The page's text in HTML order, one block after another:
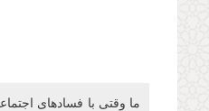
ما وقتی با فسادهای